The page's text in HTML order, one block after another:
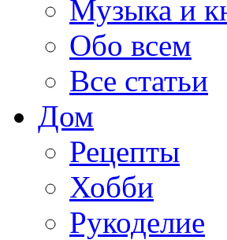
Музыка и
Обо всем
Все статьи
Дом
Рецепты
Хобби
Рукоделие